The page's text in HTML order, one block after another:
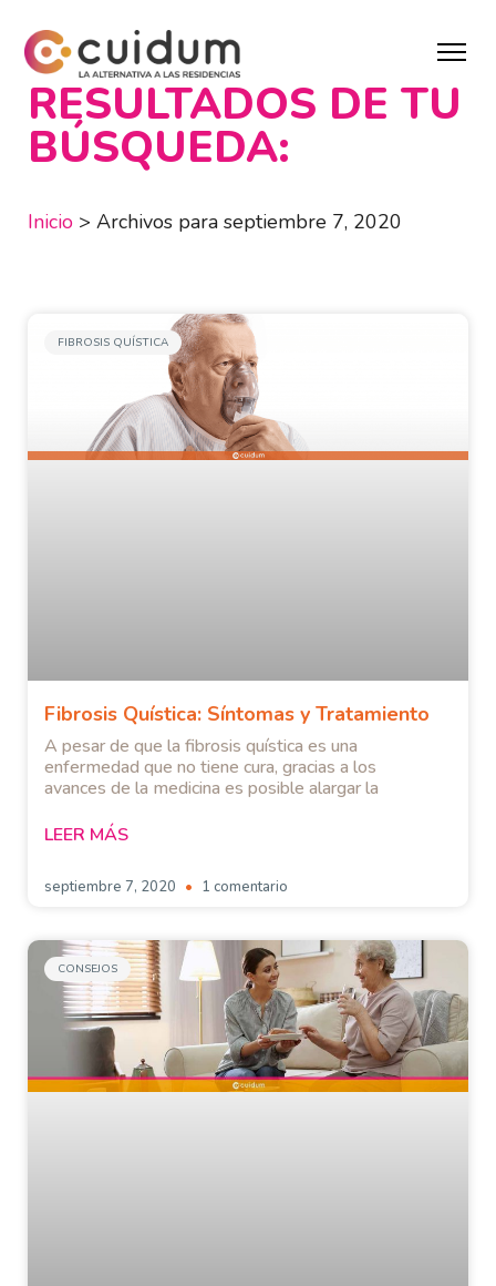
RESULTADOS DE TU
BÚSQUEDA:
Inicio > Archivos para septiembre 7, 2020
FIBROSIS QUÍSTICA
Fibrosis Quística: Síntomas y Tratamiento
A pesar de que la fibrosis quística es una
enfermedad que no tiene cura, gracias a los
avances de la medicina es posible alargar la
LEER MÁS
septiembre 7, 2020 1 comentario
CONSEJOS